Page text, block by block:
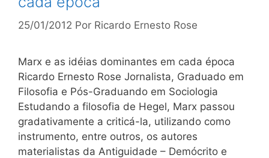
25/01/2012 Por Ricardo Ernesto Rose
Marx e as idéias dominantes em cada época
Ricardo Ernesto Rose Jornalista, Graduado em
Filosofia e Pós-Graduando em Sociologia
Estudando a filosofia de Hegel, Marx passou
gradativamente a criticá-la, utilizando como
instrumento, entre outros, os autores
materialistas da Antiguidade – Demócrito e